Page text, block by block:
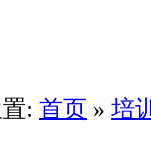
: 首页 » 培